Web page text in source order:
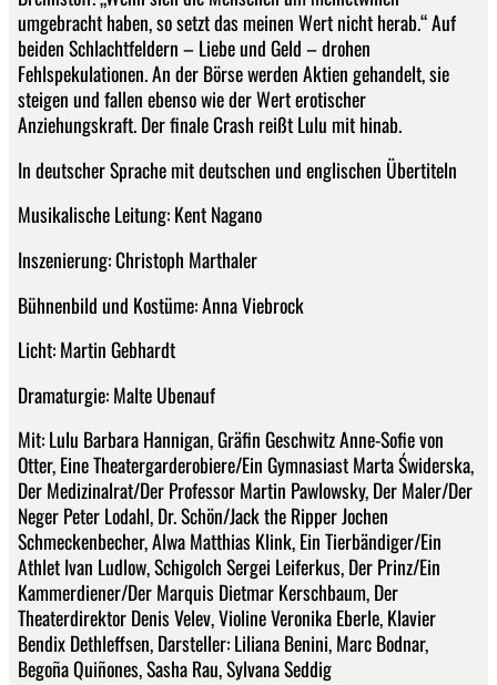
umgebracht haben, so setzt das meinen Wert nicht herab.“ Auf
beiden Schlachtfeldern – Liebe und Geld – drohen
Fehlspekulationen. An der Börse werden Aktien gehandelt, sie
steigen und fallen ebenso wie der Wert erotischer
Anziehungskraft. Der finale Crash reißt Lulu mit hinab.
In deutscher Sprache mit deutschen und englischen Übertiteln
Musikalische Leitung: Kent Nagano
Inszenierung: Christoph Marthaler
Bühnenbild und Kostüme: Anna Viebrock
Licht: Martin Gebhardt
Dramaturgie: Malte Ubenauf
Mit: Lulu Barbara Hannigan, Gräfin Geschwitz Anne-Sofie von
Otter, Eine Theatergarderobiere/Ein Gymnasiast Marta Świderska,
Der Medizinalrat/Der Professor Martin Pawlowsky, Der Maler/Der
Neger Peter Lodahl, Dr. Schön/Jack the Ripper Jochen
Schmeckenbecher, Alwa Matthias Klink, Ein Tierbändiger/Ein
Athlet Ivan Ludlow, Schigolch Sergei Leiferkus, Der Prinz/Ein
Kammerdiener/Der Marquis Dietmar Kerschbaum, Der
Theaterdirektor Denis Velev, Violine Veronika Eberle, Klavier
Bendix Dethleffsen, Darsteller: Liliana Benini, Marc Bodnar,
Begoña Quiñones, Sasha Rau, Sylvana Seddig